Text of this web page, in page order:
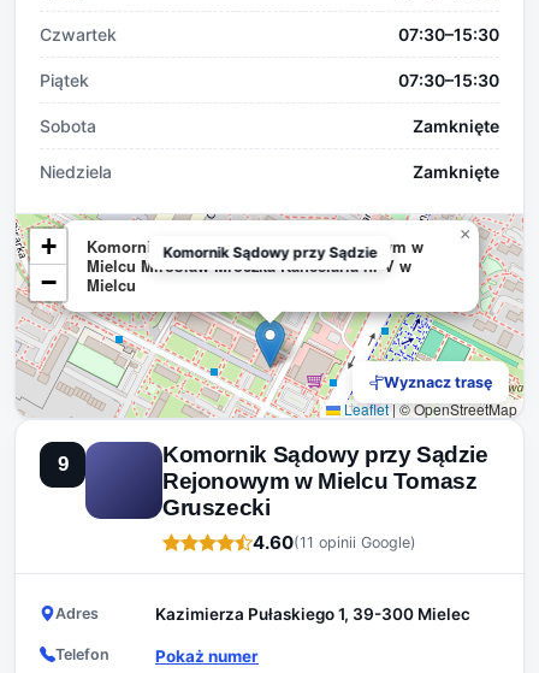
Czwartek 07:30–15:30
Piątek 07:30–15:30
Sobota Zamknięte
Niedziela Zamknięte
Komornik Sądowy przy Sądzie Rejonowym w
Mielcu Mirosław Mroczka Kancelaria nr V w
Mielcu
×
+
−
Leaflet|© OpenStreetMap
Komornik Sądowy przy Sądzie
Wyznacz trasę
9
Komornik Sądowy przy Sądzie
Rejonowym w Mielcu Tomasz
Gruszecki
4.60(11 opinii Google)
Adres Kazimierza Pułaskiego 1, 39-300 Mielec
Telefon Pokaż numer